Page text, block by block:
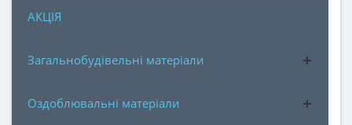
АКЦІЯ
Загальнобудівельні матеріали
Оздоблювальні матеріали